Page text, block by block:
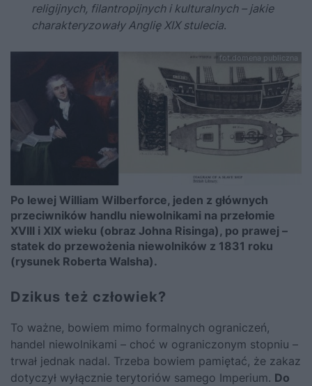
religijnych, filantropijnych i kulturalnych – jakie
charakteryzowały Anglię XIX stulecia.
fot.domena publiczna
Po lewej William Wilberforce, jeden z głównych
przeciwników handlu niewolnikami na przełomie
XVIII i XIX wieku (obraz Johna Risinga), po prawej –
statek do przewożenia niewolników z 1831 roku
(rysunek Roberta Walsha).
Dzikus też człowiek?
To ważne, bowiem mimo formalnych ograniczeń,
handel niewolnikami – choć w ograniczonym stopniu –
trwał jednak nadal. Trzeba bowiem pamiętać, że zakaz
dotyczył wyłącznie terytoriów samego Imperium. Do